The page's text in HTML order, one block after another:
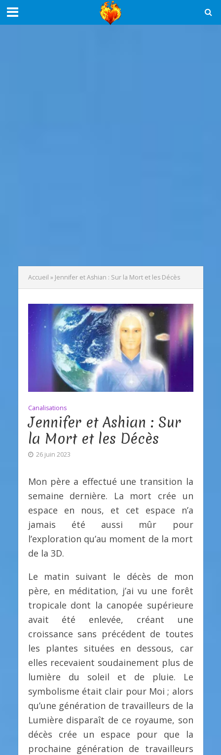
Accueil » Jennifer et Ashian : Sur la Mort et les Décès
Canalisations
Jennifer et Ashian : Sur
la Mort et les Décès
26 juin 2023
Mon père a effectué une transition la
semaine dernière. La mort crée un
espace en nous, et cet espace n’a
jamais été aussi mûr pour
l’exploration qu’au moment de la mort
de la 3D.
Le matin suivant le décès de mon
père, en méditation, j’ai vu une forêt
tropicale dont la canopée supérieure
avait été enlevée, créant une
croissance sans précédent de toutes
les plantes situées en dessous, car
elles recevaient soudainement plus de
lumière du soleil et de pluie. Le
symbolisme était clair pour Moi ; alors
qu’une génération de travailleurs de la
Lumière disparaît de ce royaume, son
décès crée un espace pour que la
prochaine génération de travailleurs